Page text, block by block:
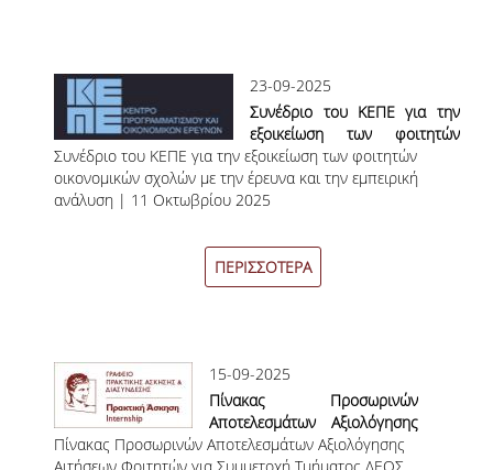
ΛΙΣΤΑ ΣΥΝΕΡΓΑΖΟΜΕΝΩΝ
ΠΑΝΕΠΙΣΤΗΜΙΩΝ
ΑΝΑΚΟΙΝΩΣΕΙΣ
ΤESTIMONIALS
ΣΥΝΔΕΣΜΟΙ
ΜΕΤΑΠΤΥΧΙΑΚΕΣ ΣΠΟΥΔΕΣ
ΜΕΤΑΠΤΥΧΙΑΚΑ ΠΡΟΓΡΑΜΜΑΤΑ
ΔΙΔΑΚΤΟΡΙΚΟ ΠΡΟΓΡΑΜΜΑ
23-09-2025
Συνέδριο του ΚΕΠΕ για την
εξοικείωση των φοιτητών
οικονομικών σχολών με την
έρευνα και την εμπειρική
ανάλυση | 11 Οκτωβρίου
Συνέδριο του ΚΕΠΕ για την εξοικείωση των φοιτητών
οικονομικών σχολών με την έρευνα και την εμπειρική
ανάλυση | 11 Οκτωβρίου 2025
ΠΕΡΙΣΣΟΤΕΡΑ
15-09-2025
Πίνακας Προσωρινών
Αποτελεσμάτων Αξιολόγησης
Αιτήσεων Φοιτητών για
Πίνακας Προσωρινών Αποτελεσμάτων Αξιολόγησης